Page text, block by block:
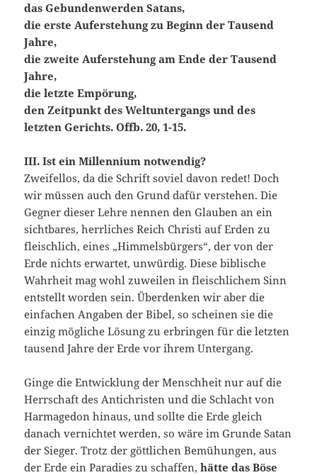
das Gebundenwerden Satans,
die erste Auferstehung zu Beginn der Tausend
Jahre,
die zweite Auferstehung am Ende der Tausend
Jahre,
die letzte Empörung,
den Zeitpunkt des Weltuntergangs und des
letzten Gerichts. Offb. 20, 1-15.
III. Ist ein Millennium notwendig?
Zweifellos, da die Schrift soviel davon redet! Doch
wir müssen auch den Grund dafür verstehen. Die
Gegner dieser Lehre nennen den Glauben an ein
sichtbares, herrliches Reich Christi auf Erden zu
fleischlich, eines „Himmelsbürgers“, der von der
Erde nichts erwartet, unwürdig. Diese biblische
Wahrheit mag wohl zuweilen in fleischlichem Sinn
entstellt worden sein. Überdenken wir aber die
einfachen Angaben der Bibel, so scheinen sie die
einzig mögliche Lösung zu erbringen für die letzten
tausend Jahre der Erde vor ihrem Untergang.
Ginge die Entwicklung der Menschheit nur auf die
Herrschaft des Antichristen und die Schlacht von
Harmagedon hinaus, und sollte die Erde gleich
danach vernichtet werden, so wäre im Grunde Satan
der Sieger. Trotz der göttlichen Bemühungen, aus
der Erde ein Paradies zu schaffen,hätte das Böse